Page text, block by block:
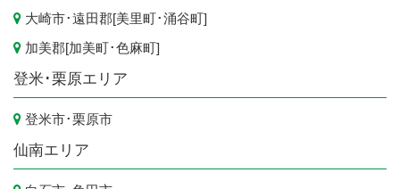
大崎市･遠田郡[美里町･涌谷町]
加美郡[加美町･色麻町]
登米･栗原エリア
登米市･栗原市
仙南エリア